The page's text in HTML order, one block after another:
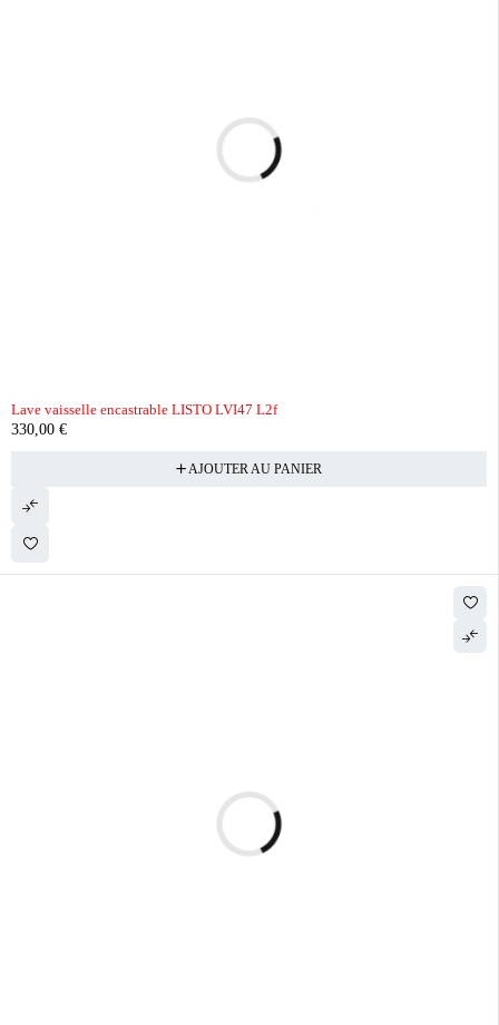
Lave vaisselle encastrable LISTO LVI47 L2f
330,00 €
AJOUTER AU PANIER